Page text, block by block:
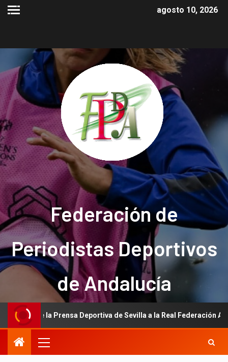
agosto 10, 2026
Federación de
Periodistas Deportivos
de Andalucía
de la Prensa Deportiva de Sevilla a la Real Federación